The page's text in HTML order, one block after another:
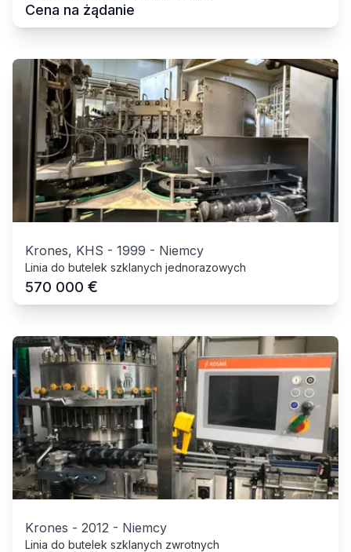
Cena na żądanie
Krones, KHS - 1999 - Niemcy
Linia do butelek szklanych jednorazowych
570 000 €
Krones - 2012 - Niemcy
Linia do butelek szklanych zwrotnych